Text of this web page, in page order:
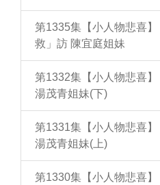
第1335集【小人物悲喜
救」訪 陳宜庭姐妹
第1332集【小人物悲喜
湯茂青姐妹(下)
第1331集【小人物悲喜
湯茂青姐妹(上)
第1330集【小人物悲喜